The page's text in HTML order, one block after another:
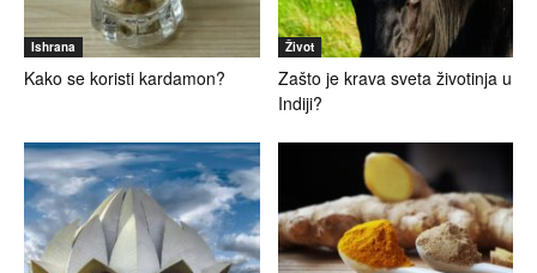
Ishrana
Kako se koristi kardamon?
Život
Zašto je krava sveta životinja u
Indiji?